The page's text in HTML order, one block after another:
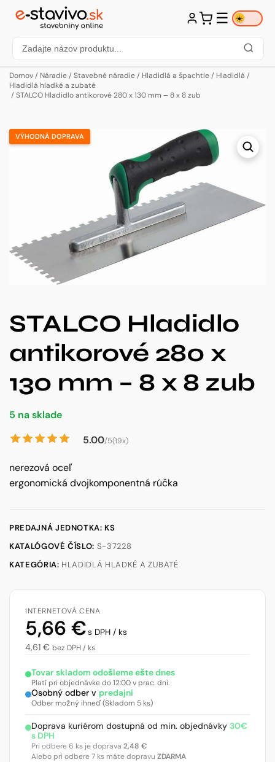
☰ ☀️
Domov/ Náradie/ Stavebné náradie/ Hladidlá a špachtle/ Hladidlá /
Hladidlá hladké a zubaté
/ STALCO Hladidlo antikorové 280 x 130 mm – 8 x 8 zub
VÝHODNÁ DOPRAVA
STALCO Hladidlo
antikorové 280 x
130 mm – 8 x 8 zub
5 na sklade
5.00/5(19x)
nerezová oceľ
ergonomická dvojkomponentná rúčka
PREDAJNÁ JEDNOTKA: KS
KATALÓGOVÉ ČÍSLO: S-37228
KATEGÓRIA: HLADIDLÁ HLADKÉ A ZUBATÉ
INTERNETOVÁ CENA
5,66 €s DPH / ks
4,61 € bez DPH / ks
Tovar skladom odošleme ešte dnes
Platí pri objednávke do 12:00 v prac. dni.
Osobný odber v predajni
Odber možný ihneď (Skladom 5 ks)
Doprava kuriérom dostupná od min. objednávky 30€
s DPH
Pri odbere 6 ks je doprava 2,48 €
Alebo pri odbere 7 ks máte dopravu ZDARMA